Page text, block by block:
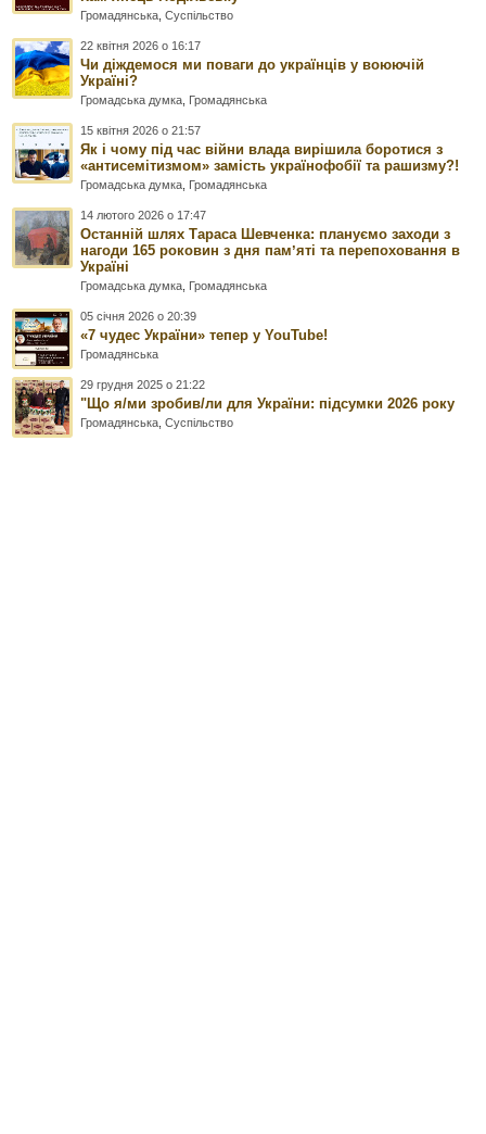
Громадянська ,Суспільство
22 квітня 2026 о 16:17
Чи діждемося ми поваги до українців у воюючій
Україні?
Громадська думка Громадянська
15 квітня 2026 о 21:57
Як і чому під час війни влада вирішила боротися з
«антисемітизмом» замість українофобії та рашизму?!
Громадська думка Громадянська
14 лютого 2026 о 17:47
Останній шлях Тараса Шевченка: плануємо заходи з
нагоди 165 роковин з дня памʼяті та перепоховання в
Україні
Громадська думка Громадянська
05 січня 2026 о 20:39
«7 чудес України» тепер у YouTube!
Громадянська
29 грудня 2025 о 21:22
"Що я/ми зробив/ли для України: підсумки 2026 року
Громадянська ,Суспільство